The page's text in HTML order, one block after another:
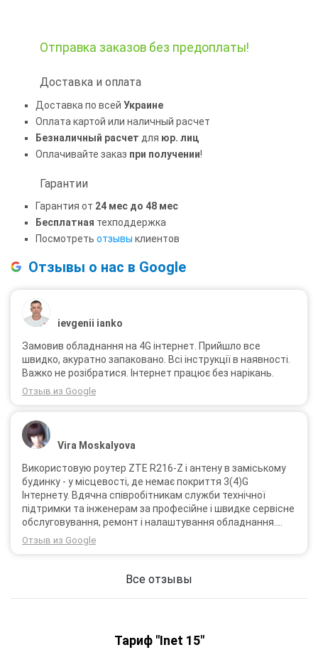
Отправка заказов без предоплаты!
Доставка и оплата
Доставка по всей Украине
Оплата картой или наличный расчет
Безналичный расчет для юр. лиц
Оплачивайте заказ при получении!
Гарантии
Гарантия от 24 мес до 48 мес
Бесплатная техподдержка
Посмотреть отзывы клиентов
Отзывы о нас в Google
ievgenii ianko
Замовив обладнання на 4G інтернет. Прийшло все
швидко, акуратно запаковано. Всі інструкції в наявності.
Важко не розібратися. Інтернет працює без нарікань.
Отзыв из Google
Vira Moskalyova
Використовую роутер ZTE R216-Z і антену в заміському
будинку - у місцевості, де немає покриття 3(4)G
Інтернету. Вдячна співробітникам служби технічної
підтримки та інженерам за професійне і швидке сервісне
обслуговування, ремонт і налаштування обладнання.
Через 3 роки після покупки я не шкодую про прийняте
тоді рішення придбати обладнання в компанії 3G star
Отзыв из Google
Все отзывы
Тариф "Inet 15"